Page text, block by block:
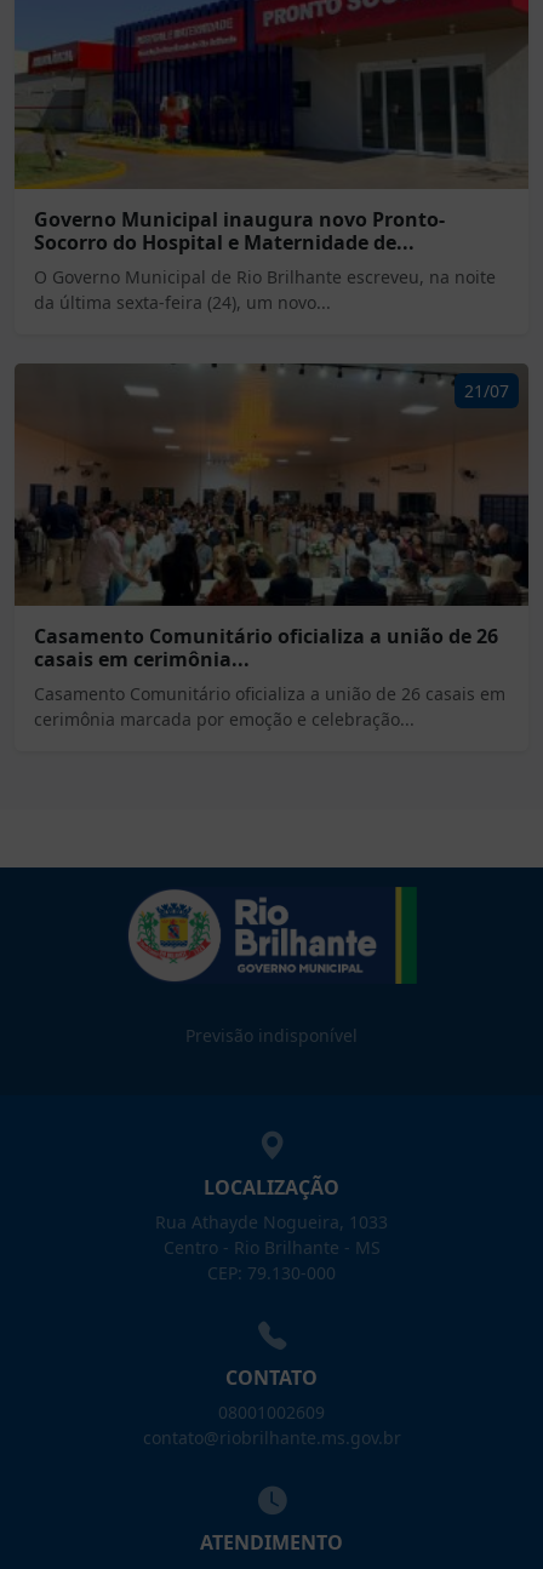
Governo Municipal inaugura novo Pronto-
Socorro do Hospital e Maternidade de...
O Governo Municipal de Rio Brilhante escreveu, na noite
da última sexta-feira (24), um novo...
21/07
Casamento Comunitário oficializa a união de 26
casais em cerimônia...
Casamento Comunitário oficializa a união de 26 casais em
cerimônia marcada por emoção e celebração...
Previsão indisponível
LOCALIZAÇÃO
Rua Athayde Nogueira, 1033
Centro - Rio Brilhante - MS
CEP: 79.130-000
CONTATO
08001002609
contato@riobrilhante.ms.gov.br
ATENDIMENTO